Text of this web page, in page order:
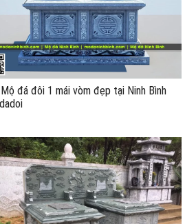
đá đôi 1 mái vòm đẹp tại Ninh Bình